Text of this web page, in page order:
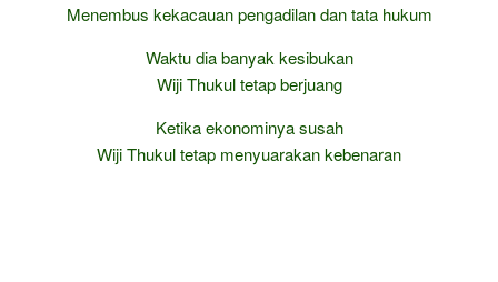
Menembus kekacauan pengadilan dan tata hukum
Waktu dia banyak kesibukan
Wiji Thukul tetap berjuang
Ketika ekonominya susah
Wiji Thukul tetap menyuarakan kebenaran